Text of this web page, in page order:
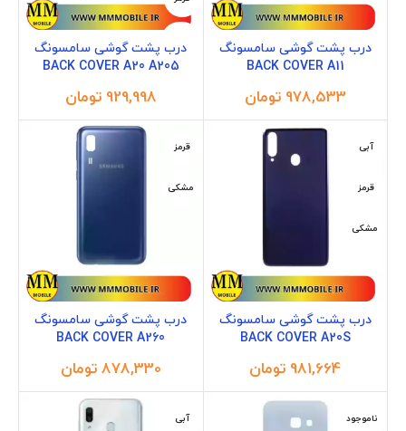
درب پشت گوشی سامسونگ
BACK COVER A11
تومان
درب پشت گوشی سامسونگ
BACK COVER A20 A205
تومان
آبی
قرمز
مشکی
درب پشت گوشی سامسونگ
BACK COVER A20S
تومان
قرمز
مشکی
درب پشت گوشی سامسونگ
BACK COVER A260
تومان
ناموجود آبی